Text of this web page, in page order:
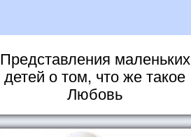
Представления маленьких
детей о том, что же такое
Любовь